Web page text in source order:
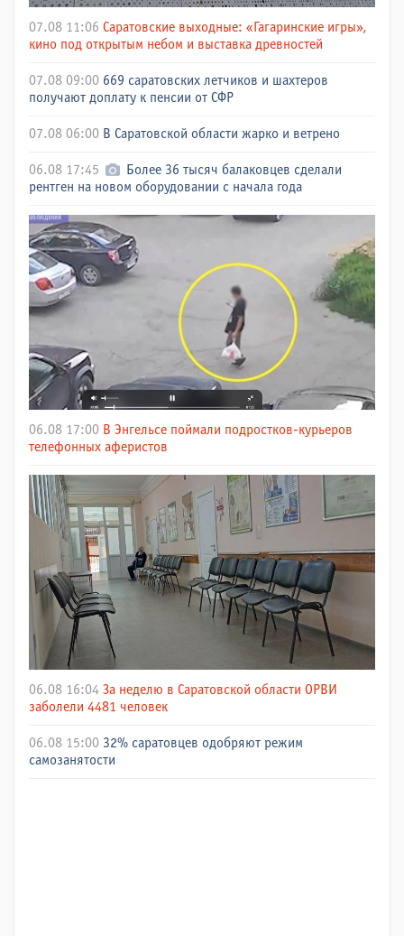
07.08 11:06 Саратовские выходные: «Гагаринские игры»,
кино под открытым небом и выставка древностей
07.08 09:00 669 саратовских летчиков и шахтеров
получают доплату к пенсии от СФР
07.08 06:00 В Саратовской области жарко и ветрено
06.08 17:45
Более 36 тысяч балаковцев сделали
рентген на новом оборудовании с начала года
06.08 17:00 В Энгельсе поймали подростков-курьеров
телефонных аферистов
06.08 16:04 За неделю в Саратовской области ОРВИ
заболели 4481 человек
06.08 15:00 32% саратовцев одобряют режим
самозанятости